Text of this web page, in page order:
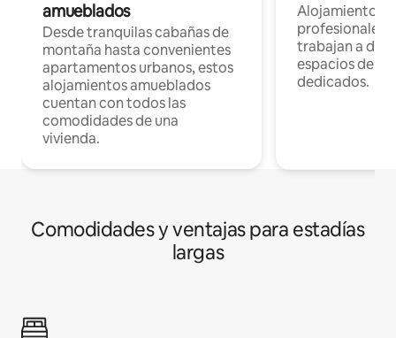
amueblados
Desde tranquilas cabañas de
montaña hasta convenientes
apartamentos urbanos, estos
alojamientos amueblados
cuentan con todos las
comodidades de una
vivienda.
Alojamientos
profesionales
trabajan a
espacios de
dedicados.
Comodidades y ventajas para estadías
largas